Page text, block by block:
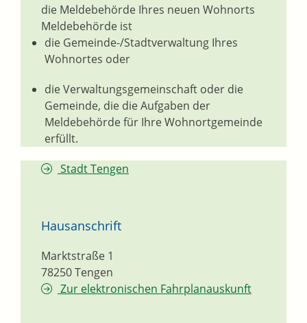
die Meldebehörde Ihres neuen Wohnorts
Meldebehörde ist
die Gemeinde-/Stadtverwaltung Ihres
Wohnortes oder
die Verwaltungsgemeinschaft oder die
Gemeinde, die die Aufgaben der
Meldebehörde für Ihre Wohnortgemeinde
erfüllt.
Stadt Tengen
Hausanschrift
Marktstraße 1
78250Tengen
Zur elektronischen Fahrplanauskunft